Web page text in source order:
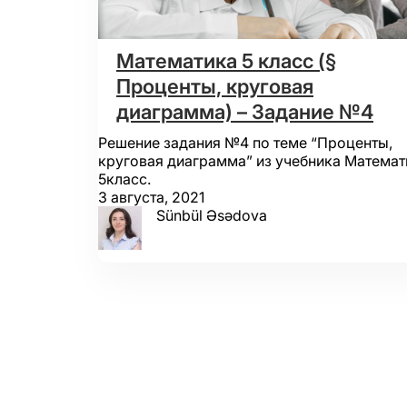
Математика 5 класс (§
Проценты, круговая
диаграмма) – Задание №4
Решение задания №4 по теме “Проценты,
круговая диаграмма” из учебника
5класс.
3 августа, 2021
Sünbül Əsədova